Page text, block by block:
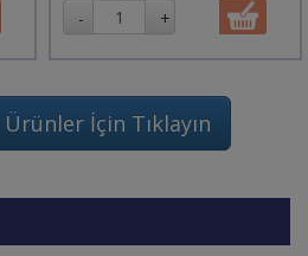
İçin Tıklayın